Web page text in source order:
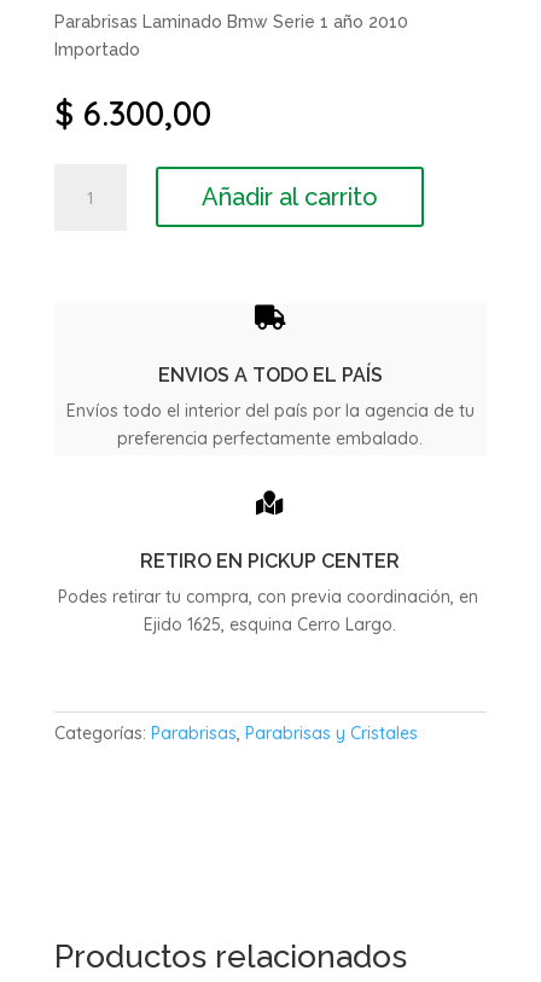
Parabrisas Laminado Bmw Serie 1 año 2010
Importado
$ 6.300,00
Laminado
Añadir al carrito

ENVIOS A TODO EL PAÍS
Envíos todo el interior del país por la agencia de tu
preferencia perfectamente embalado.

RETIRO EN PICKUP CENTER
Podes retirar tu compra, con previa coordinación, en
Ejido 1625, esquina Cerro Largo.
Categorías: Parabrisas, Parabrisas y Cristales
Productos relacionados